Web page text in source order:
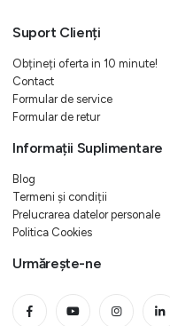
Suport Clienți
Obțineți oferta in 10 minute!
Contact
Formular de service
Formular de retur
Informații Suplimentare
Blog
Termeni și condiții
Prelucrarea datelor personale
Politica Cookies
Urmărește-ne